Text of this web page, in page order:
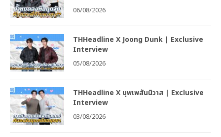
06/08/2026
THHeadline X Joong Dunk | Exclusive
Interview
05/08/2026
THHeadline X บุพเพสันนิวาส | Exclusive
Interview
03/08/2026